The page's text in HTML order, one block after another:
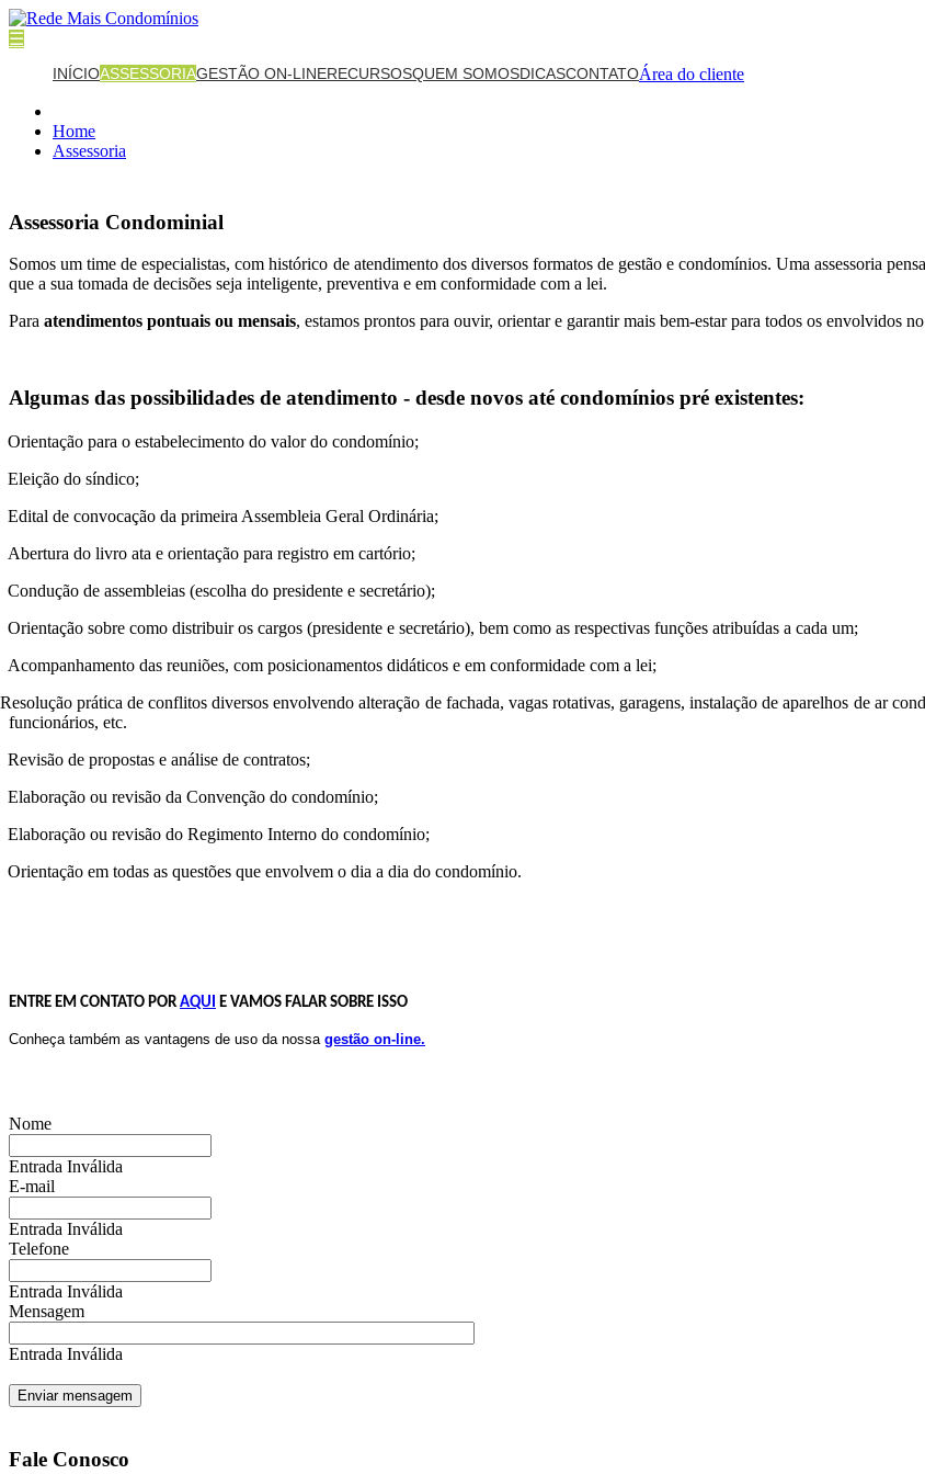
☰
INÍCIOASSESSORIAGESTÃO ON-LINERECURSOSQUEM SOMOSDICASCONTATOÁrea do cliente
Home
Assessoria
Assessoria Condominial
Somos um time de especialistas, com histórico de atendimento dos diversos formatos de gestão e condomínios. Uma assessoria
que a sua tomada de decisões seja inteligente, preventiva e em conformidade com a lei.
Para atendimentos pontuais ou mensais, estamos prontos para ouvir, orientar e garantir mais bem-estar para todos os envolvidos
Algumas das possibilidades de atendimento - desde novos até condomínios pré existentes:
Orientação para o estabelecimento do valor do condomínio;
Eleição do síndico;
Edital de convocação da primeira Assembleia Geral Ordinária;
Abertura do livro ata e orientação para registro em cartório;
Condução de assembleias (escolha do presidente e secretário);
Orientação sobre como distribuir os cargos (presidente e secretário), bem como as respectivas funções atribuídas a cada um;
Acompanhamento das reuniões, com posicionamentos didáticos e em conformidade com a lei;
Resolução prática de conflitos diversos envolvendo alteração de fachada, vagas rotativas, garagens, instalação de aparelhos de ar
funcionários, etc.
Revisão de propostas e análise de contratos;
Elaboração ou revisão da Convenção do condomínio;
Elaboração ou revisão do Regimento Interno do condomínio;
Orientação em todas as questões que envolvem o dia a dia do condomínio.
ENTRE EM CONTATO POR AQUI E VAMOS FALAR SOBRE ISSO
Conheça também as vantagens de uso da nossa gestão on-line.
Nome
Entrada Inválida
E-mail
Entrada Inválida
Telefone
Entrada Inválida
Mensagem
Entrada Inválida
Fale Conosco